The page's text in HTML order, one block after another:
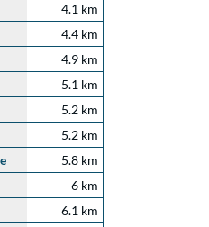
4.1 km
4.4 km
4.9 km
5.1 km
5.2 km
5.2 km
5.8 km
6 km
6.1 km